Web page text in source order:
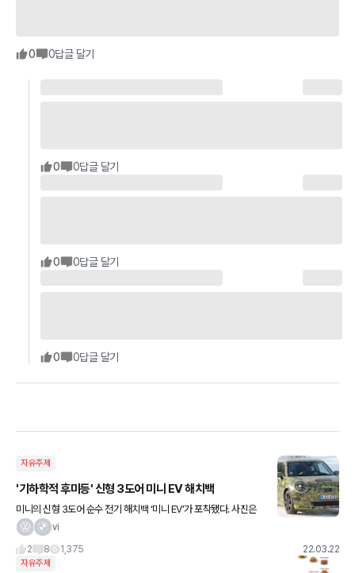
0 0답글 달기
0 0답글 달기
0 0답글 달기
0 0답글 달기
자유주제
'기하학적 후미등' 신형 3도어 미니 EV 해치백
미니의 신형 3도어 순수 전기 해치백 ‘미니 EV’가 포착됐다. 사진은
외신 ‘모터1’에서 입수해 공개했다. 차체 비율은 미니의 인기 모델 미
vi
2
8 1,375 22.03.22
자유주제